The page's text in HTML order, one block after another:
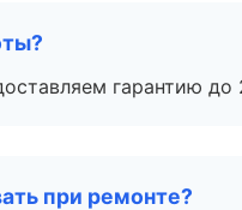
гарантию до
при ремонте?